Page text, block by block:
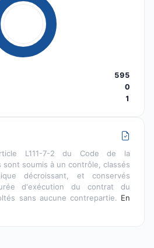
595
0
1
L111-7-2 du Code de la
sont soumis à un contrôle, classés
décroissant, et conservés
d'exécution du contrat du
sans aucune contrepartie. En